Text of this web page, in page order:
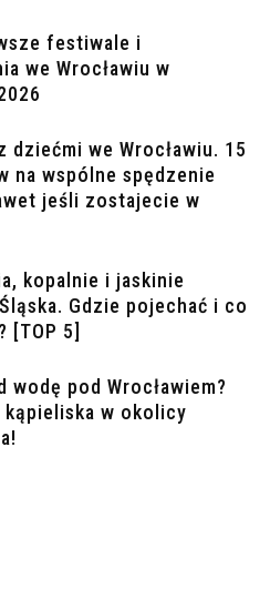
festiwale i
we Wrocławiu w
dziećmi we Wrocławiu. 15
na wspólne spędzenie
jeśli zostajecie w
kopalnie i jaskinie
Gdzie pojechać i co
[TOP 5]
wodę pod Wrocławiem?
kąpieliska w okolicy